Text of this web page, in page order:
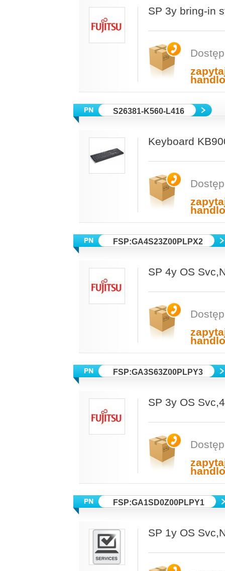
SP 3y bring-in
S26381-K560-L416
Keyboard
FSP:GA4S23Z00PLPX2
SP 4y OS
FSP:GA3S63Z00PLPY3
SP 3y OS
FSP:GA1SD0Z00PLPY1
SP 1y OS